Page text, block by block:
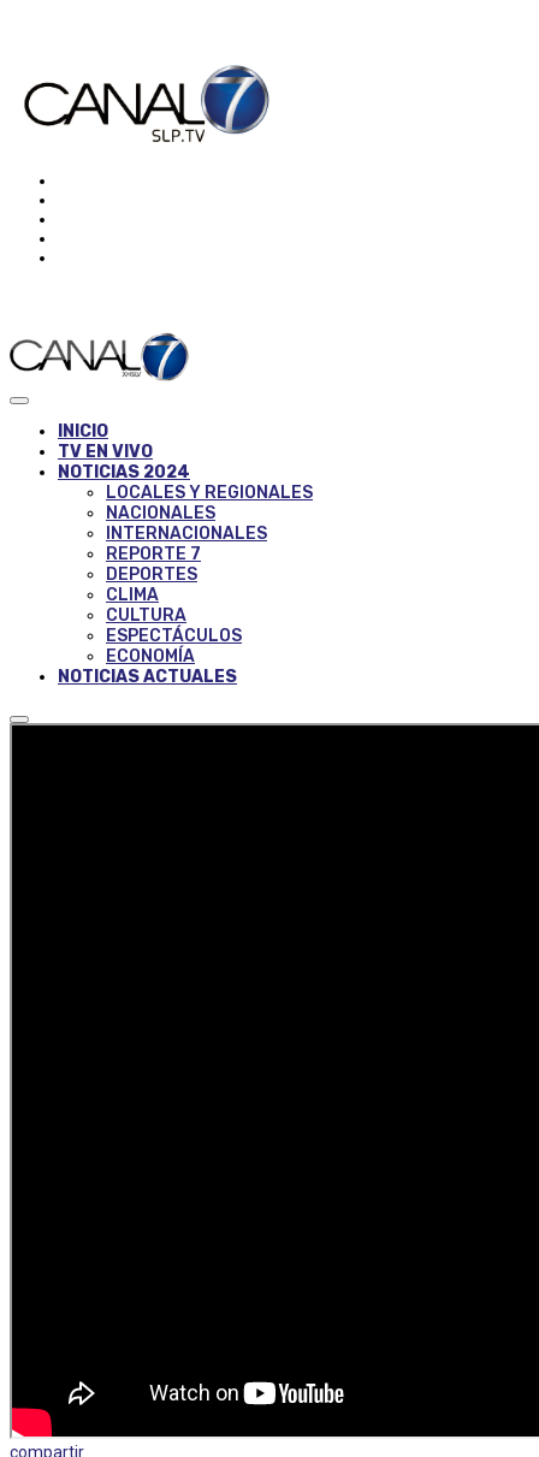
INICIO
TV EN VIVO
NOTICIAS 2024
LOCALES Y REGIONALES
NACIONALES
INTERNACIONALES
REPORTE 7
DEPORTES
CLIMA
CULTURA
ESPECTÁCULOS
ECONOMÍA
NOTICIAS ACTUALES
compartir